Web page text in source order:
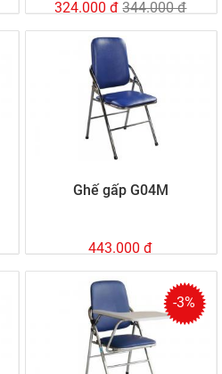
324.000 đ 344.000 đ
Ghế gấp G04M
443.000 đ
-3%